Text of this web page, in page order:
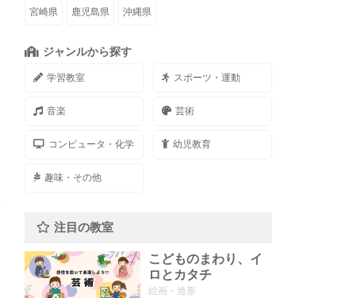
宮崎県 鹿児島県 沖縄県
ジャンルから探す
学習教室 スポーツ・運動
音楽 芸術
コンピュータ・化学 幼児教育
趣味・その他
注目の教室
こどものまわり、イ
ロとカタチ
絵画・造形